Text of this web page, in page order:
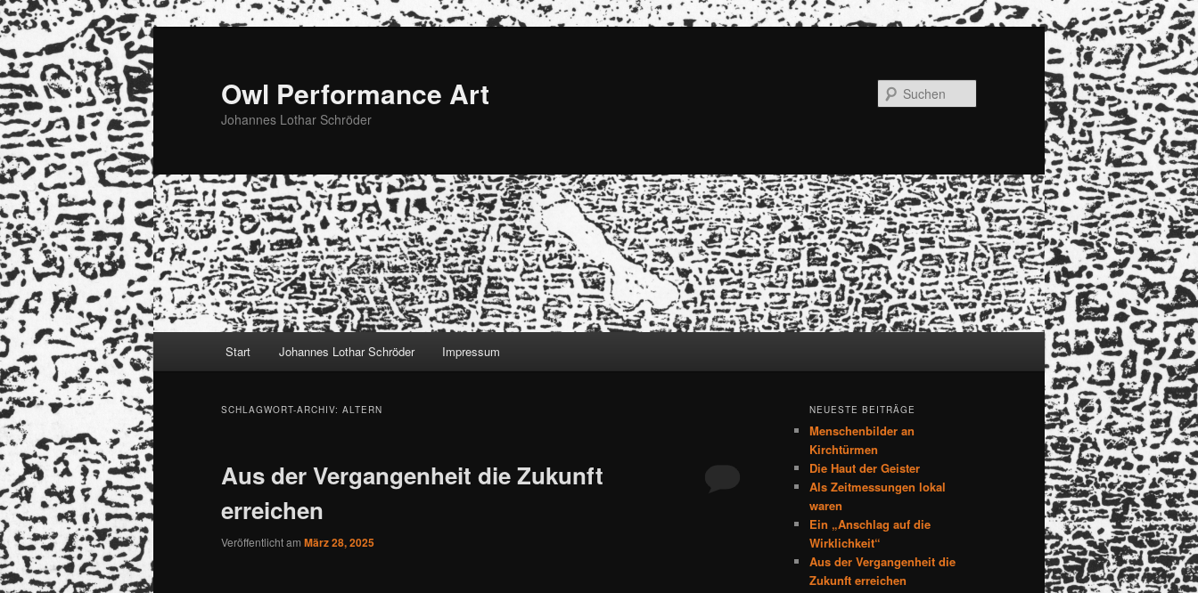
Zum
primären
Inhalt
springen
Zum
sekundären
Inhalt
springen
Owl Performance Art
Johannes Lothar Schröder
Start Johannes Lothar Schröder Impressum
SCHLAGWORT-ARCHIV: ALTERN
Aus der Vergangenheit die Zukunft
erreichen
Veröffentlicht am März 28, 2025
NEUESTE BEITRÄGE
Menschenbilder an
Kirchtürmen
Die Haut der Geister
Als Zeitmessungen lokal
waren
Ein „Anschlag auf die
Wirklichkeit“
Aus der Vergangenheit die
Zukunft erreichen